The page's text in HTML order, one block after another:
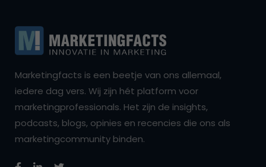
Marketingfacts is een beetje van ons allemaal,
iedere dag vers. Wij zijn hét platform voor
marketingprofessionals. Het zijn de insights,
podcasts, blogs, opinies en recencies die ons als
marketingcommunity binden.